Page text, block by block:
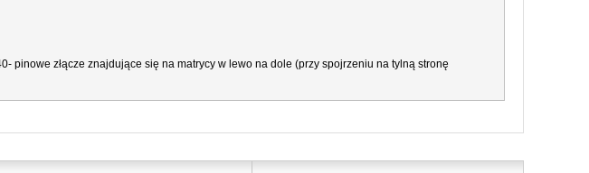
pinowe złącze znajdujące się na matrycy w lewo na dole (przy spojrzeniu na tylną stronę